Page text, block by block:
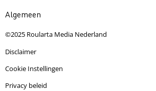
Algemeen
©2025 Roularta Media Nederland
Disclaimer
Cookie Instellingen
Privacy beleid